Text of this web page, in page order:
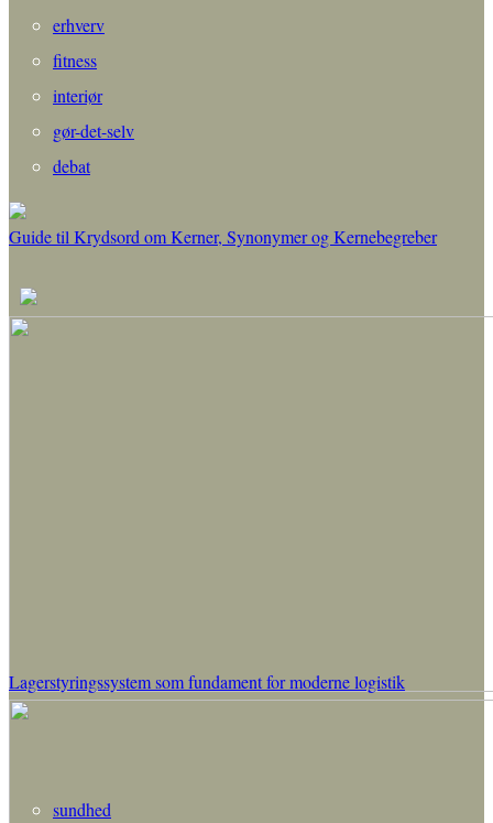
erhverv
fitness
interiør
gør-det-selv
debat
Guide til Krydsord om Kerner, Synonymer og Kernebegreber
Lagerstyringssystem som fundament for moderne logistik
sundhed